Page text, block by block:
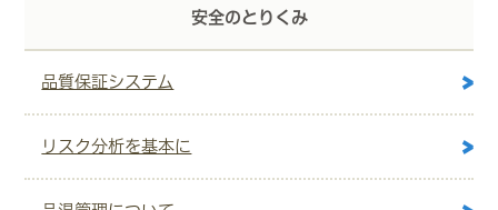
安全のとりくみ
品質保証システム
リスク分析を基本に